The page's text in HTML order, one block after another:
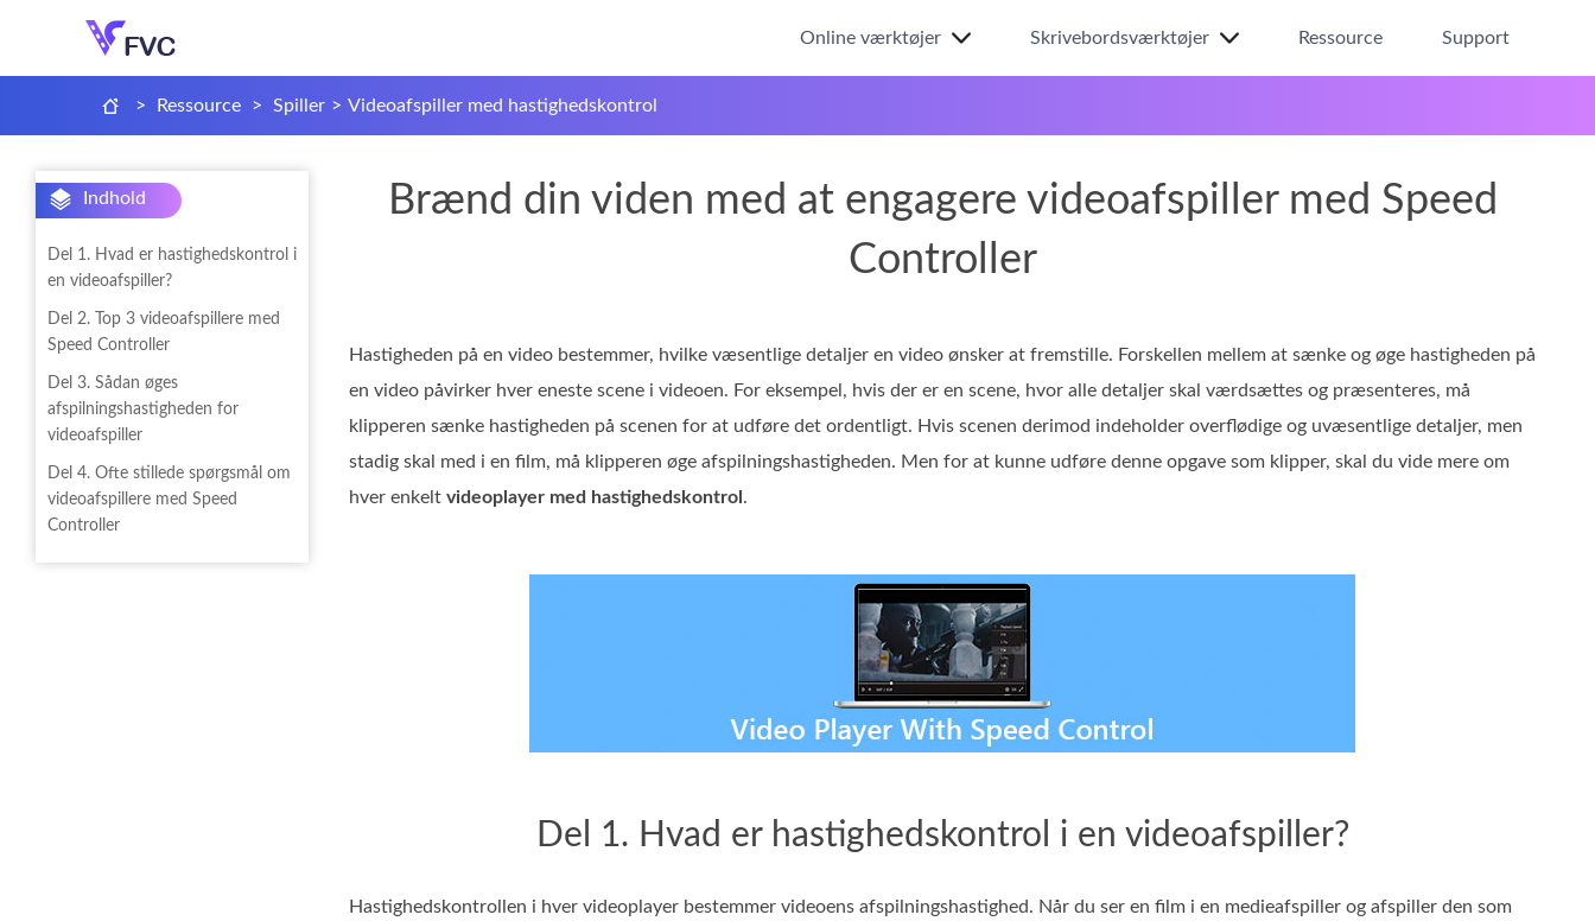
Online værktøjer Skrivebordsværktøjer Ressource Support
> Ressource > Spiller > Videoafspiller med hastighedskontrol
Indhold
Del 1. Hvad er hastighedskontrol i
en videoafspiller?
Del 2. Top 3 videoafspillere med
Speed Controller
Del 3. Sådan øges
afspilningshastigheden for
videoafspiller
Del 4. Ofte stillede spørgsmål om
videoafspillere med Speed
Controller
Brænd din viden med at engagere videoafspiller med Speed
Controller
Hastigheden på en video bestemmer, hvilke væsentlige detaljer en video ønsker at fremstille. Forskellen mellem at sænke og øge hastigheden på
en video påvirker hver eneste scene i videoen. For eksempel, hvis der er en scene, hvor alle detaljer skal værdsættes og præsenteres, må
klipperen sænke hastigheden på scenen for at udføre det ordentligt. Hvis scenen derimod indeholder overflødige og uvæsentlige detaljer, men
stadig skal med i en film, må klipperen øge afspilningshastigheden. Men for at kunne udføre denne opgave som klipper, skal du vide mere om
hver enkelt videoplayer med hastighedskontrol .
Del 1. Hvad er hastighedskontrol i en videoafspiller?
Hastighedskontrollen i hver videoplayer bestemmer videoens afspilningshastighed. Når du ser en film i en medieafspiller og afspiller den som